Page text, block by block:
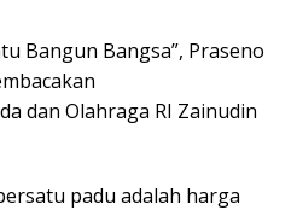
Bangun Bangsa”, Praseno
dan Olahraga RI Zainudin
padu adalah harga